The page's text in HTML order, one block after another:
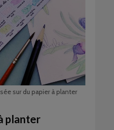
sur du papier à planter
planter